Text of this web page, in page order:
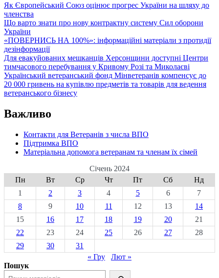
Як Європейський Союз оцінює прогрес України на шляху до
членства
Що варто знати про нову контрактну систему Сил оборони
України
«ПОВЕРНИСЬ НА 100%»: інформаційні матеріали з протидії
дезінформації
Для евакуйованих мешканців Херсонщини доступні Центри
тимчасового перебування у Кривому Розі та Миколаєві
Український ветеранський фонд Мінветеранів компенсує до
20 000 гривень на купівлю предметів та товарів для ведення
ветеранського бізнесу
Важливо
Контакти для Ветеранів з числа ВПО
Підтримка ВПО
Матеріальна допомога ветеранам та членам їх сімей
Січень 2024
Пн
Вт Ср Чт Пт Сб
Нд
1
2 3 4 5 6
7
8
9 10 11 12 13
14
15
16 17 18 19 20
21
22
23 24 25 26 27
28
29
30
31
« Гру
Лют »
Пошук